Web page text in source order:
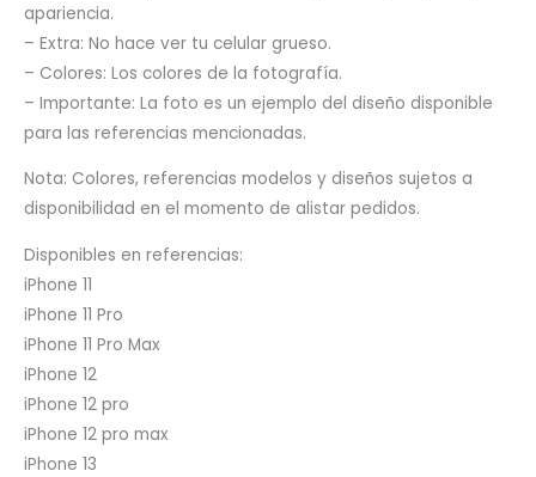
apariencia.
– Extra: No hace ver tu celular grueso.
– Colores: Los colores de la fotografía.
– Importante: La foto es un ejemplo del diseño disponible
para las referencias mencionadas.
Nota: Colores, referencias modelos y diseños sujetos a
disponibilidad en el momento de alistar pedidos.
Disponibles en referencias:
iPhone 11
iPhone 11 Pro
iPhone 11 Pro Max
iPhone 12
iPhone 12 pro
iPhone 12 pro max
iPhone 13